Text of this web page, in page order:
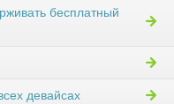
бесплатный
девайсах